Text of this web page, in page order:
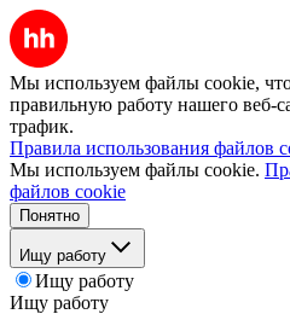
Мы используем файлы cookie,
правильную работу нашего веб-
трафик.
Правила использования файлов
Мы используем файлы cookie.
файлов cookie
Понятно
Ищу работу
Ищу работу
Ищу работу